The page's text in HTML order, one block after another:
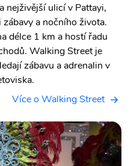
nejživější ulicí v Pattayi,
a nočního života.
délce 1 km a hostí řadu
Walking Street je
zábavu a adrenalin v
Více o Walking Street